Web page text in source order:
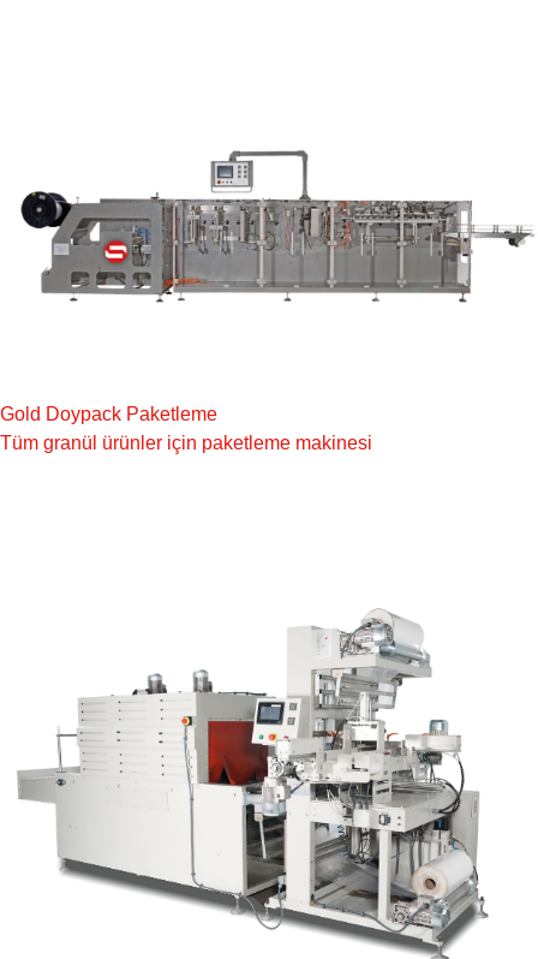
Gold Doypack Paketleme
Tüm granül ürünler için paketleme makinesi